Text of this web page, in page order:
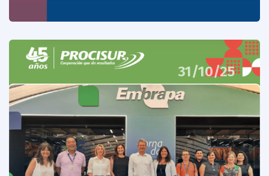
31/10/25